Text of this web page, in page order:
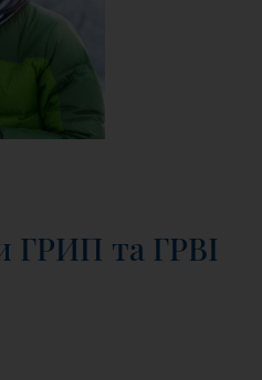
ГРИП та ГРВІ